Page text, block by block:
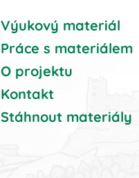
Výukový materiál
Práce s materiálem
O projektu
Kontakt
Stáhnout materiály